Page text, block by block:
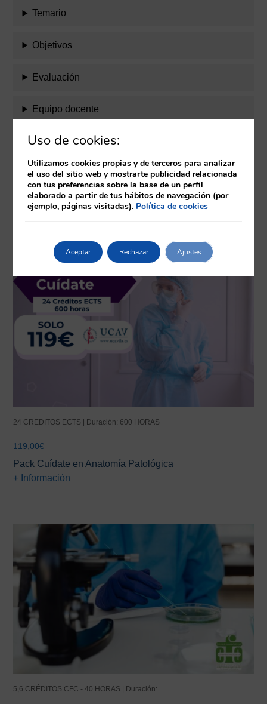
Temario
Objetivos
Evaluación
Equipo docente
Requisitos
Herramientas
24 CREDITOS ECTS | Duración: 600 HORAS
119,00€
Pack Cuídate en Anatomía Patológica
+ Información
5,6 CRÉDITOS CFC - 40 HORAS | Duración:
Uso de cookies:
Utilizamos cookies propias y de terceros para analizar
el uso del sitio web y mostrarte publicidad relacionada
con tus preferencias sobre la base de un perfil
elaborado a partir de tus hábitos de navegación (por
ejemplo, páginas visitadas). Política de cookies
Aceptar Rechazar Ajustes